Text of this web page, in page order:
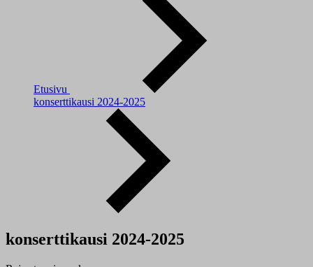
Etusivu
konserttikausi 2024-2025
konserttikausi 2024-2025